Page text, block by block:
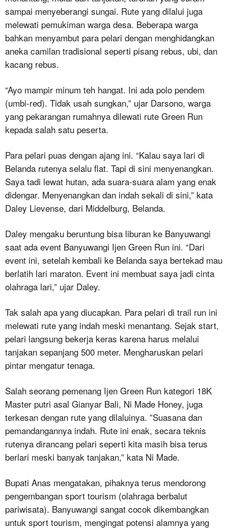
sampai menyeberangi sungai. Rute yang dilalui juga
melewati pemukiman warga desa. Beberapa warga
bahkan menyambut para pelari dengan menghidangkan
aneka camilan tradisional seperti pisang rebus, ubi, dan
kacang rebus.
“Ayo mampir minum teh hangat. Ini ada polo pendem
(umbi-red). Tidak usah sungkan,” ujar Darsono, warga
yang pekarangan rumahnya dilewati rute Green Run
kepada salah satu peserta.
Para pelari puas dengan ajang ini. “Kalau saya lari di
Belanda rutenya selalu flat. Tapi di sini menyenangkan.
Saya tadi lewat hutan, ada suara-suara alam yang enak
didengar. Menyenangkan dan indah sekali di sini,” kata
Daley Lievense, dari Middelburg, Belanda.
Daley mengaku beruntung bisa liburan ke Banyuwangi
saat ada event Banyuwangi Ijen Green Run ini. “Dari
event ini, setelah kembali ke Belanda saya bertekad mau
berlatih lari maraton. Event ini membuat saya jadi cinta
olahraga lari,” ujar Daley.
Tak salah apa yang diucapkan. Para pelari di trail run ini
melewati rute yang indah meski menantang. Sejak start,
pelari langsung bekerja keras karena harus melalui
tanjakan sepanjang 500 meter. Mengharuskan pelari
pintar mengatur tenaga.
Salah seorang pemenang Ijen Green Run kategori 18K
Master putri asal Gianyar Bali, Ni Made Honey, juga
terkesan dengan rute yang dilaluinya. ”Suasana dan
pemandangannya indah. Rute ini enak, secara teknis
rutenya dirancang pelari seperti kita masih bisa terus
berlari meski banyak tanjakan,” kata Ni Made.
Bupati Anas mengatakan, pihaknya terus mendorong
pengembangan sport tourism (olahraga berbalut
pariwisata). Banyuwangi sangat cocok dikembangkan
untuk sport tourism, mengingat potensi alamnya yang